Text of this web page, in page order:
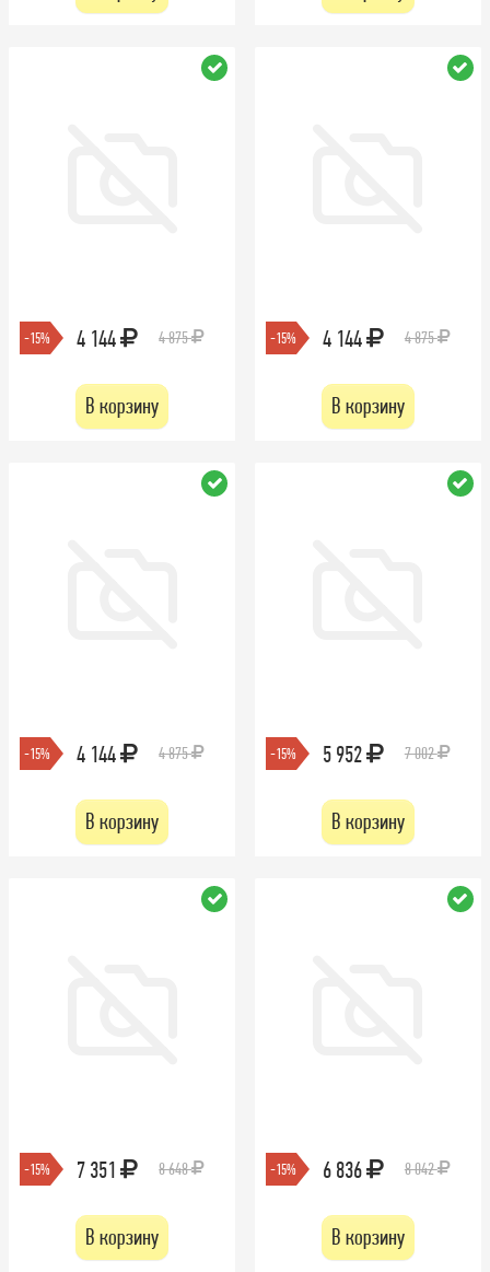
-15% 4 144 4 875
В корзину
-15% 4 144 4 875
В корзину
-15% 4 144 4 875
В корзину
-15% 5 952 7 002
В корзину
-15% 7 351 8 648
В корзину
-15% 6 836 8 042
В корзину